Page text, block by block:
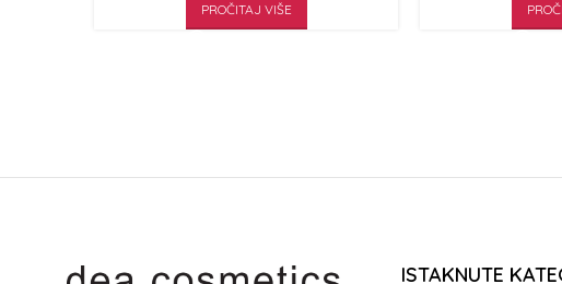
PROČITAJ VIŠE
ISTAKNUTE